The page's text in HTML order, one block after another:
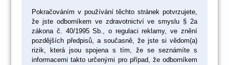
Pokračováním v používání těchto stránek potvrzujete,
že jste odborníkem ve zdravotnictví ve smyslu § 2a
zákona č. 40/1995 Sb., o regulaci reklamy, ve znění
pozdějších předpisů, a současně, že jste si vědom(a)
rizik, která jsou spojena s tím, že se seznámíte s
informacemi takto určenými pro případ, že odborníkem